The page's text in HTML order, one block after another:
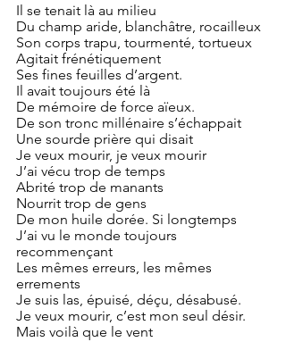
Il se tenait là au milieu
Du champ aride, blanchâtre, rocailleux
Son corps trapu, tourmenté, tortueux
Agitait frénétiquement
Ses fines feuilles d’argent.
Il avait toujours été là
De mémoire de force aïeux.
De son tronc millénaire s’échappait
Une sourde prière qui disait
Je veux mourir, je veux mourir
J’ai vécu trop de temps
Abrité trop de manants
Nourrit trop de gens
De mon huile dorée. Si longtemps
J’ai vu le monde toujours
recommençant
Les mêmes erreurs, les mêmes
errements
Je suis las, épuisé, déçu, désabusé.
Je veux mourir, c’est mon seul désir.
Mais voilà que le vent